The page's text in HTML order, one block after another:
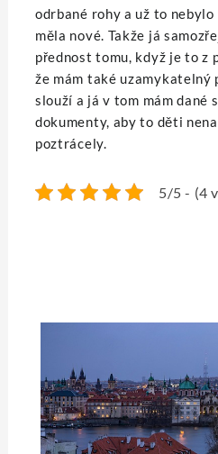
odrbané rohy a už to
měla nové. Takže já
přednost tomu, když je to z
že mám také
slouží a já v tom mám dané
dokumenty, aby to děti
poztrácely.
5/5 - (4